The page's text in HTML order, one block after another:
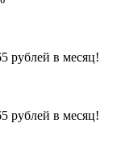
рублей в месяц!
рублей в месяц!